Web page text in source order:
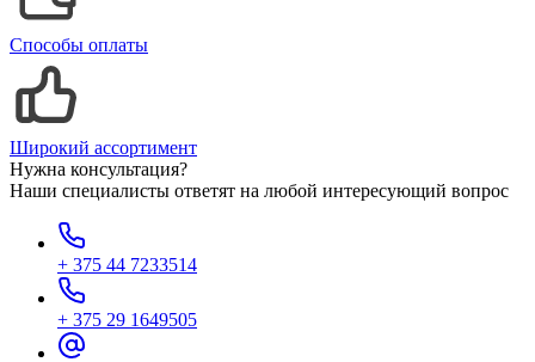
Способы оплаты
Широкий ассортимент
Нужна консультация?
Наши специалисты ответят на любой интересующий вопрос
+ 375 44 7233514
+ 375 29 1649505